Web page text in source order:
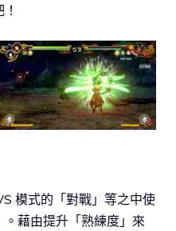
模式的「對戰」等之中使
藉由提升「熟練度」來